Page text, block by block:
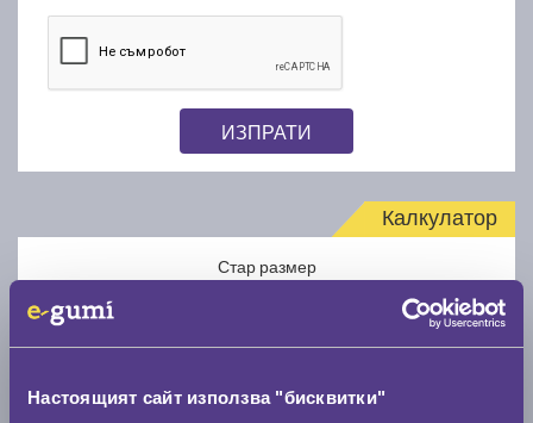
Настоящият сайт използва "бисквитки"
ИЗПРАТИ
Калкулатор
Стар размер